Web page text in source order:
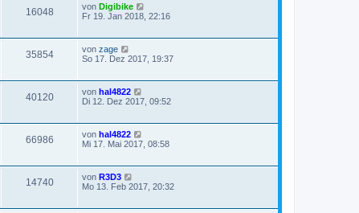
16048 von Digibike
Fr 19. Jan 2018, 22:16
35854 von zage
So 17. Dez 2017, 19:37
40120 von hal4822
Di 12. Dez 2017, 09:52
66986 von hal4822
Mi 17. Mai 2017, 08:58
14740 von R3D3
Mo 13. Feb 2017, 20:32